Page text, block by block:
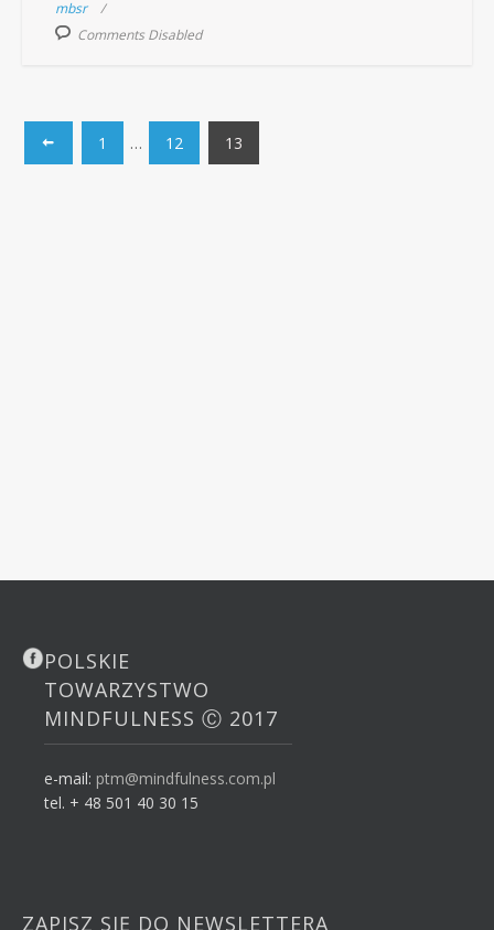
mbsr
Comments Disabled
1 … 12 13
POLSKIE
TOWARZYSTWO
MINDFULNESS Ⓒ 2017
e-mail: ptm@mindfulness.com.pl
tel. + 48 501 40 30 15
ZAPISZ SIĘ DO NEWSLETTERA